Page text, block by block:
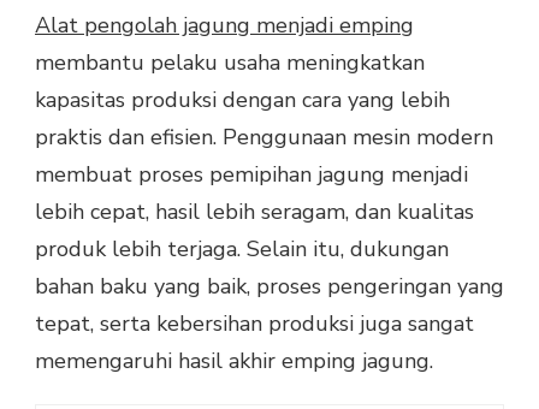
Alat pengolah jagung menjadi emping
membantu pelaku usaha meningkatkan
kapasitas produksi dengan cara yang lebih
praktis dan efisien. Penggunaan mesin modern
membuat proses pemipihan jagung menjadi
lebih cepat, hasil lebih seragam, dan kualitas
produk lebih terjaga. Selain itu, dukungan
bahan baku yang baik, proses pengeringan yang
tepat, serta kebersihan produksi juga sangat
memengaruhi hasil akhir emping jagung.